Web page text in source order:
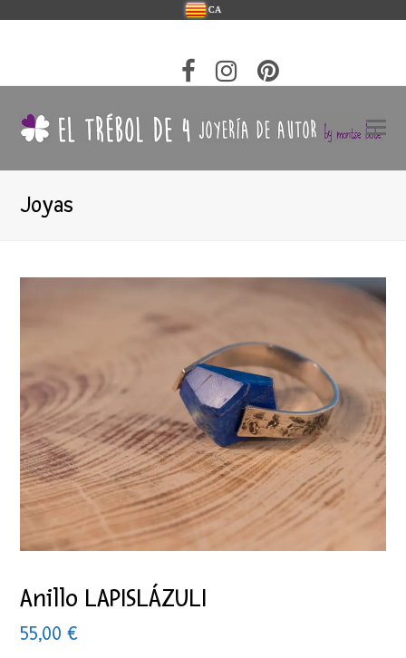
CA
Joyas
Anillo LAPISLÁZULI
55,00€